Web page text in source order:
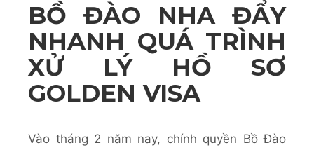
BỒ ĐÀO NHA ĐẨY
NHANH QUÁ TRÌNH
XỬ LÝ HỒ SƠ
GOLDEN VISA
Vào tháng 2 năm nay, chính quyền Bồ Đào